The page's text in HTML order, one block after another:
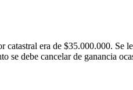
era de $35.000.000. Se
se debe cancelar de ganancia